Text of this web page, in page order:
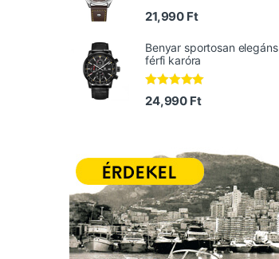
21,990 Ft
Benyar sportosan elegáns
férfi karóra
Értékelés:
5.00/ 5
24,990 Ft